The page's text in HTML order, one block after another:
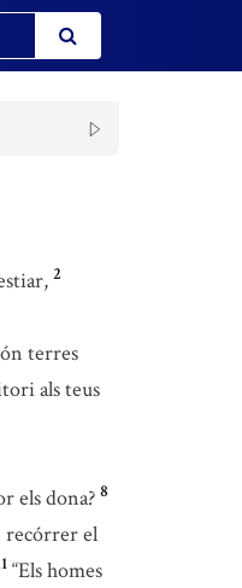
2
terres
als teus
els dona? 8
recórrer el
“Els homes